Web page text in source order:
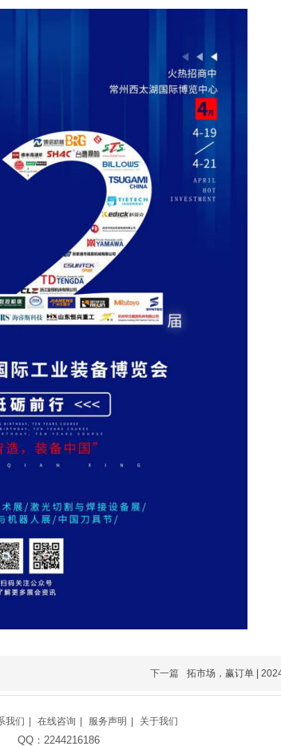
下一篇 拓市场，赢订单 |
我们 在线咨询 服务声明 关于我们
QQ：2244216186